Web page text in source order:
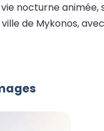
nocturne
de Mykonos,